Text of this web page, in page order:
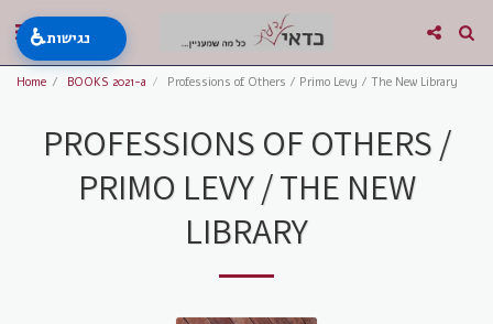
Home BOOKS 2021-a Professions of Others / Primo Levy / The New Library
PROFESSIONS OF OTHERS /
PRIMO LEVY / THE NEW
LIBRARY
♿נגישות